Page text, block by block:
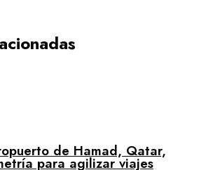
de Hamad, Qatar,
para agilizar viajes